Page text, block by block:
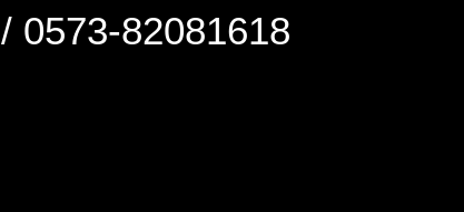
0573-82081618